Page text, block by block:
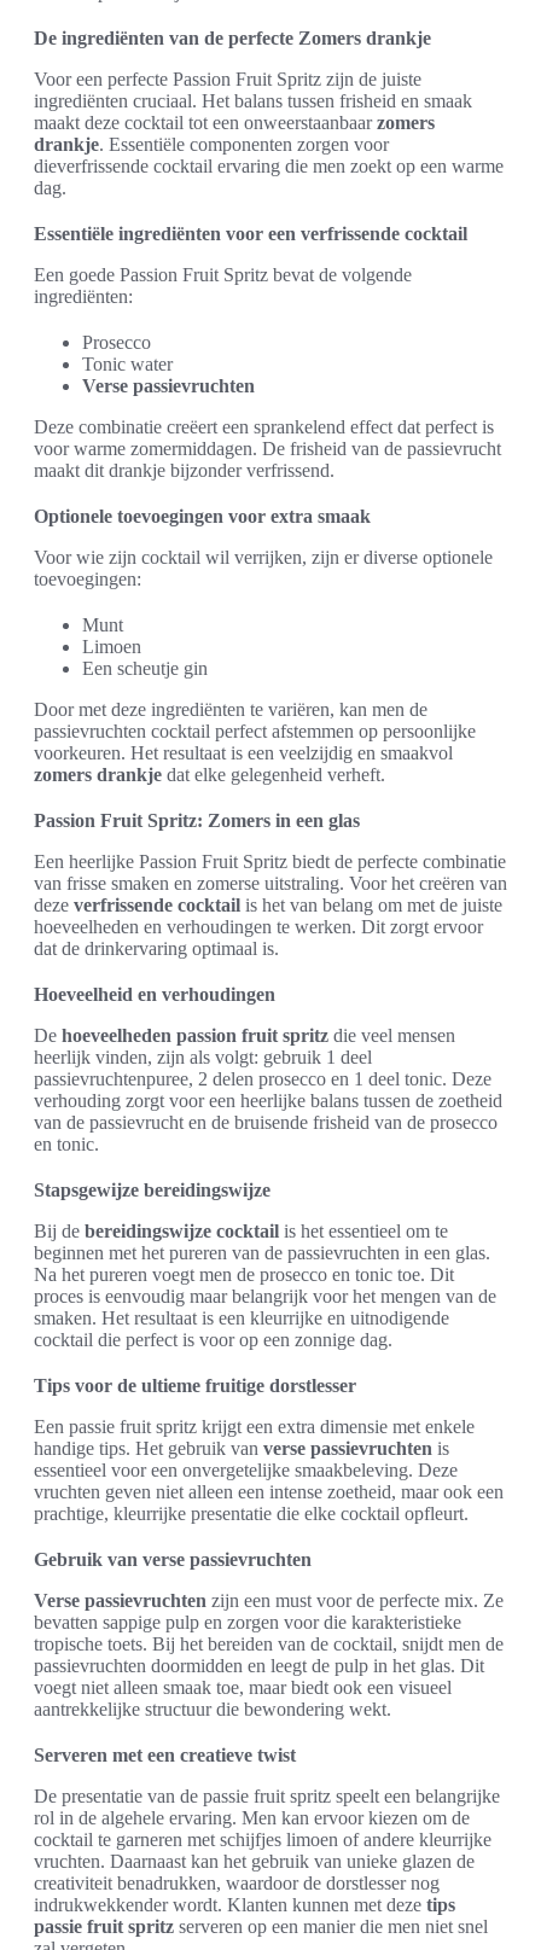
De ingrediënten van de perfecte Zomers drankje
Voor een perfecte Passion Fruit Spritz zijn de juiste
ingrediënten cruciaal. Het balans tussen frisheid en smaak
maakt deze cocktail tot een onweerstaanbaarzomers
drankje. Essentiële componenten zorgen voor
dieverfrissende cocktail ervaring die men zoekt op een warme
dag.
Essentiële ingrediënten voor een verfrissende cocktail
Een goede Passion Fruit Spritz bevat de volgende
ingrediënten:
Prosecco
Tonic water
Verse passievruchten
Deze combinatie creëert een sprankelend effect dat perfect is
voor warme zomermiddagen. De frisheid van de passievrucht
maakt dit drankje bijzonder verfrissend.
Optionele toevoegingen voor extra smaak
Voor wie zijn cocktail wil verrijken, zijn er diverse optionele
toevoegingen:
Munt
Limoen
Een scheutje gin
Door met deze ingrediënten te variëren, kan men de
passievruchten cocktail perfect afstemmen op persoonlijke
voorkeuren. Het resultaat is een veelzijdig en smaakvol
zomers drankje dat elke gelegenheid verheft.
Passion Fruit Spritz: Zomers in een glas
Een heerlijke Passion Fruit Spritz biedt de perfecte combinatie
van frisse smaken en zomerse uitstraling. Voor het creëren van
deze verfrissende cocktail is het van belang om met de juiste
hoeveelheden en verhoudingen te werken. Dit zorgt ervoor
dat de drinkervaring optimaal is.
Hoeveelheid en verhoudingen
De hoeveelheden passion fruit spritz die veel mensen
heerlijk vinden, zijn als volgt: gebruik 1 deel
passievruchtenpuree, 2 delen prosecco en 1 deel tonic. Deze
verhouding zorgt voor een heerlijke balans tussen de zoetheid
van de passievrucht en de bruisende frisheid van de prosecco
en tonic.
Stapsgewijze bereidingswijze
Bij de bereidingswijze cocktail is het essentieel om te
beginnen met het pureren van de passievruchten in een glas.
Na het pureren voegt men de prosecco en tonic toe. Dit
proces is eenvoudig maar belangrijk voor het mengen van de
smaken. Het resultaat is een kleurrijke en uitnodigende
cocktail die perfect is voor op een zonnige dag.
Tips voor de ultieme fruitige dorstlesser
Een passie fruit spritz krijgt een extra dimensie met enkele
handige tips. Het gebruik van verse passievruchten is
essentieel voor een onvergetelijke smaakbeleving. Deze
vruchten geven niet alleen een intense zoetheid, maar ook een
prachtige, kleurrijke presentatie die elke cocktail opfleurt.
Gebruik van verse passievruchten
Verse passievruchten zijn een must voor de perfecte mix. Ze
bevatten sappige pulp en zorgen voor die karakteristieke
tropische toets. Bij het bereiden van de cocktail, snijdt men de
passievruchten doormidden en leegt de pulp in het glas. Dit
voegt niet alleen smaak toe, maar biedt ook een visueel
aantrekkelijke structuur die bewondering wekt.
Serveren met een creatieve twist
De presentatie van de passie fruit spritz speelt een belangrijke
rol in de algehele ervaring. Men kan ervoor kiezen om de
cocktail te garneren met schijfjes limoen of andere kleurrijke
vruchten. Daarnaast kan het gebruik van unieke glazen de
creativiteit benadrukken, waardoor de dorstlesser nog
indrukwekkender wordt. Klanten kunnen met deze tips
passie fruit spritz serveren op een manier die men niet snel